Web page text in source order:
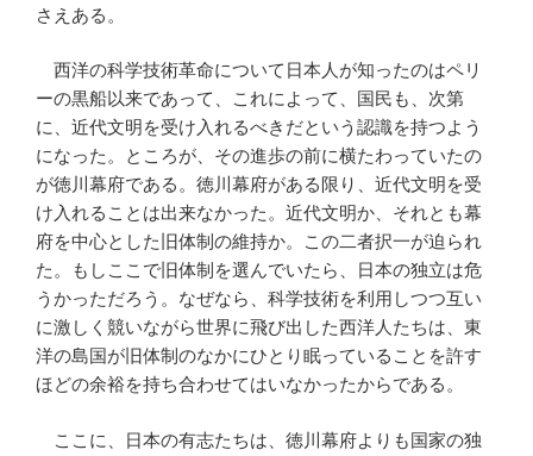
さえある。
西洋の科学技術革命について日本人が知ったのはペリ
ーの黒船以来であって、これによって、国民も、次第
に、近代文明を受け入れるべきだという認識を持つよう
になった。ところが、その進歩の前に横たわっていたの
が徳川幕府である。徳川幕府がある限り、近代文明を受
け入れることは出来なかった。近代文明か、それとも幕
府を中心とした旧体制の維持か。この二者択一が迫られ
た。もしここで旧体制を選んでいたら、日本の独立は危
うかっただろう。なぜなら、科学技術を利用しつつ互い
に激しく競いながら世界に飛び出した西洋人たちは、東
洋の島国が旧体制のなかにひとり眠っていることを許す
ほどの余裕を持ち合わせてはいなかったからである。
ここに、日本の有志たちは、徳川幕府よりも国家の独